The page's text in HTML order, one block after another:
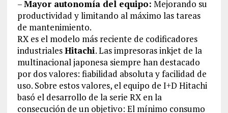
–Mayor autonomía del equipo: Mejorando su
productividad y limitando al máximo las tareas
de mantenimiento.
RX es el modelo más reciente de codificadores
industrialesHitachi. Las impresoras inkjet de la
multinacional japonesa siempre han destacado
por dos valores: fiabilidad absoluta y facilidad de
uso. Sobre estos valores, el equipo de I+D Hitachi
basó el desarrollo de la serie RX en la
consecución de un objetivo: El mínimo consumo